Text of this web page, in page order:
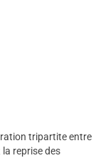
tripartite entre
la reprise des